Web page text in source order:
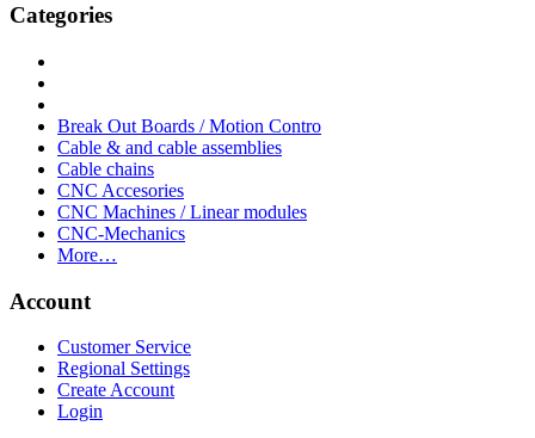
Categories
Break Out Boards / Motion Contro
Cable & and cable assemblies
Cable chains
CNC Accesories
CNC Machines / Linear modules
CNC-Mechanics
More…
Account
Customer Service
Regional Settings
Create Account
Login